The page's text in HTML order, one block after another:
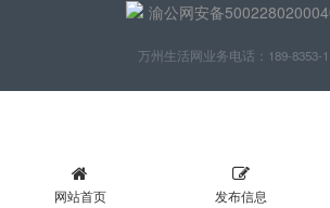
渝公网安备
万州生活网业务电话：189-8353-
网站首页 发布信息